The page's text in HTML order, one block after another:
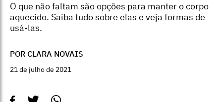
O que não faltam são opções para manter o corpo
aquecido. Saiba tudo sobre elas e veja formas de
usá-las.
POR CLARA NOVAIS
21 de julho de 2021